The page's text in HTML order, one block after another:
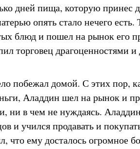
дней пища, которую принес
опять стало нечего есть.
блюд и пошел на рынок его
торговец драгоценностями и
побежал домой. С этих пор,
Аладдин шел на рынок и
ни в чем не нуждаясь.
и учился продавать и
что ему досталось огромное